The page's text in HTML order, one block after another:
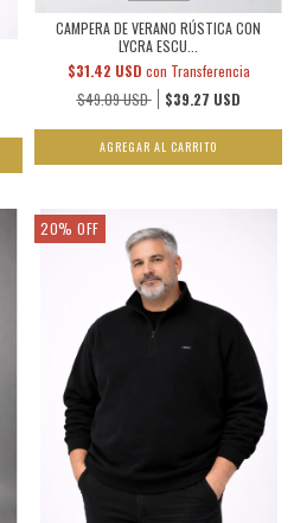
CAMPERA DE VERANO RÚSTICA CON
LYCRA ESCU...
$49.09 USD $39.27 USD
$31.42 USD con Transferencia
AGREGAR AL CARRITO
20% OFF